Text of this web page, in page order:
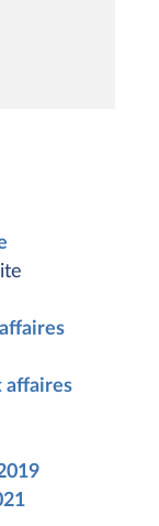
affaires